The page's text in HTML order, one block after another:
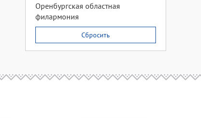
Оренбургская областная
филармония
Сбросить